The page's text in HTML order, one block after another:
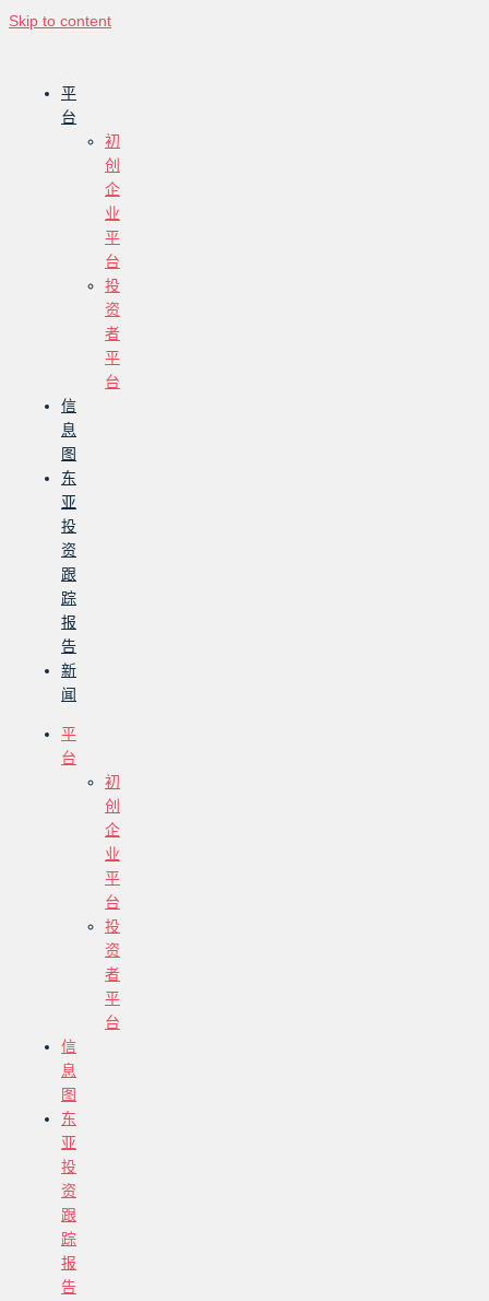
Skip to content
平
台
初
创
企
业
平
台
投
资
者
平
台
信
息
图
东
亚
投
资
跟
踪
报
告
新
闻
平
台
初
创
企
业
平
台
投
资
者
平
台
信
息
图
东
亚
投
资
跟
踪
报
告